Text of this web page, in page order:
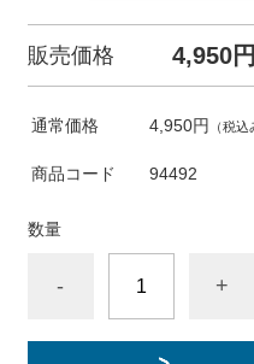
販売価格 4,950円
通常価格 4,950円 （税込
商品コード 94492
数量
- +